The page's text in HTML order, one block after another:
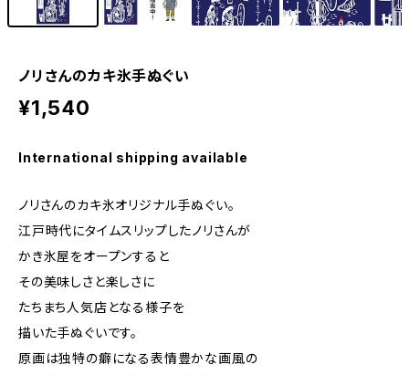
ノリさんのカキ氷手ぬぐい
¥1,540
International shipping available
ノリさんのカキ氷オリジナル手ぬぐい。
江戸時代にタイムスリップしたノリさんが
かき氷屋をオープンすると
その美味しさと楽しさに
たちまち人気店となる様子を
描いた手ぬぐいです。
原画は独特の癖になる表情豊かな画風の